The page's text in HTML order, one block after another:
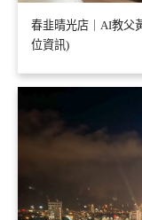
春韭晴光店｜AI教父
位資訊)